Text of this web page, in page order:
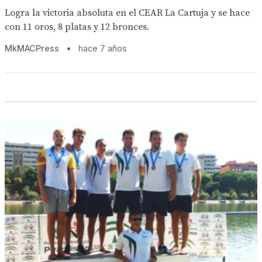
Logra la victoria absoluta en el CEAR La Cartuja y se hace
con 11 oros, 8 platas y 12 bronces.
MkMACPress • hace 7 años